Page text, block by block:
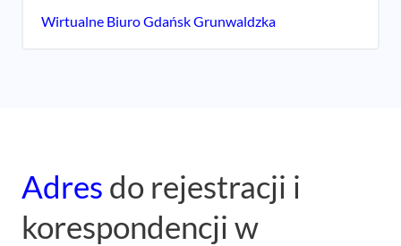
Wirtualne Biuro Gdańsk Grunwaldzka
Adres do rejestracji i
korespondencji w